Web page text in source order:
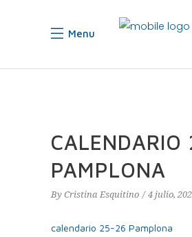
Menu
PAMPLONA
By Cristina Esquitino 4 julio,
calendario 25-26 Pamplona